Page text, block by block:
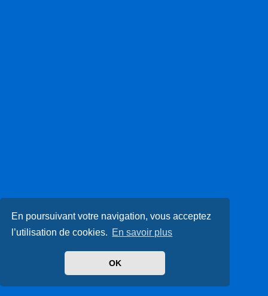
En poursuivant votre navigation, vous acceptez
l’utilisation de cookies. En savoir plus
OK